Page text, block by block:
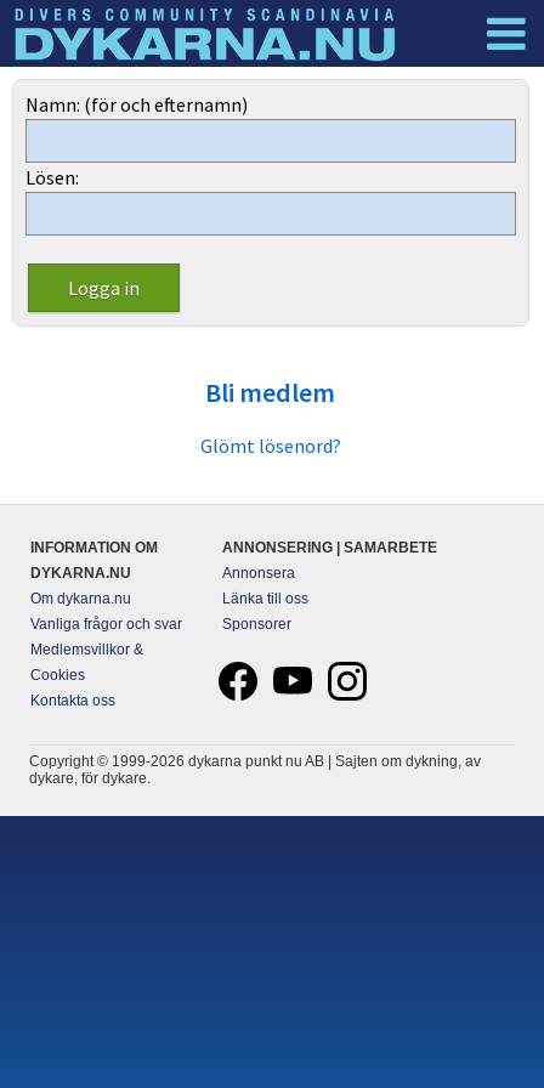
Dyknyheter
Namn: (för och efternamn)
Lösen:
Bli medlem
Glömt lösenord?
INFORMATION OM
DYKARNA.NU
Om dykarna.nu
Vanliga frågor och svar
Medlemsvillkor &
Cookies
Kontakta oss
ANNONSERING | SAMARBETE
Annonsera
Länka till oss
Sponsorer
Copyright © 1999-2026 dykarna punkt nu AB | Sajten om dykning, av
dykare, för dykare.